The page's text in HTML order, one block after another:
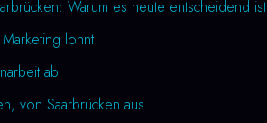
Warum es heute entscheidend ist
lohnt
ab
von Saarbrücken aus